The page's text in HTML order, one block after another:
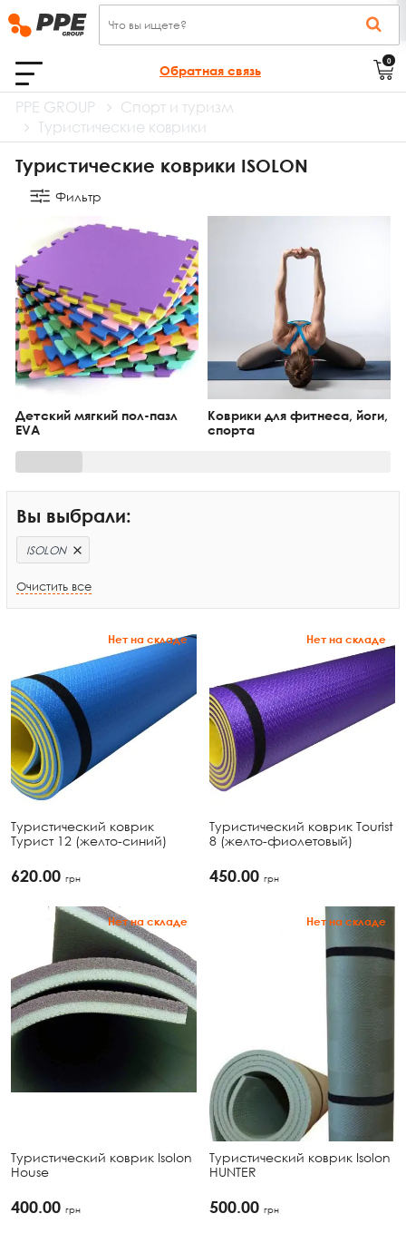
Обратная связь
0
PPE GROUP
Спорт и туризм
Туристические коврики
Туристические коврики ISOLON
Фильтр
Детский мягкий пол-пазл
EVA
Коврики для фитнеса, йоги,
спорта
Вы выбрали:
ISOLON
Очистить все
Нет на складе
Туристический коврик
Турист 12 (желто-синий)
620.00 грн
Нет на складе
Туристический коврик Tourist
8 (желто-фиолетовый)
450.00 грн
Нет на складе
Туристический коврик Isolon
House
400.00 грн
Нет на складе
Туристический коврик Isolon
HUNTER
500.00 грн